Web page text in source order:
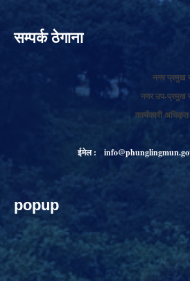
सम्पर्क ठेगाना
नगर प्रमुख
नगर उप-प्रमुख
कार्यकारी
ईमेल :
popup